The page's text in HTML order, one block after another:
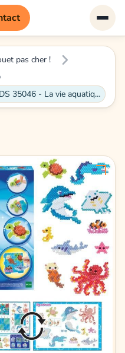
pas cher !
Coffret création - AQUABEADS 35046 - La vie aquatique